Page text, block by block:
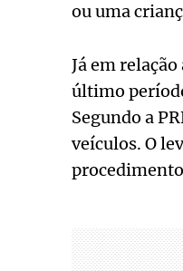
ou uma
Já em
último
Segundo a
veículos. O